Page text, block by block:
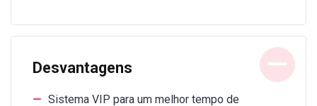
Desvantagens
Sistema VIP para um melhor tempo de